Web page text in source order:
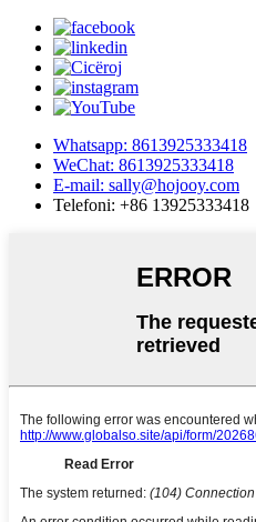
Whatsapp: 8613925333418
WeChat: 8613925333418
E-mail: sally@hojooy.com
Telefoni: +86 13925333418